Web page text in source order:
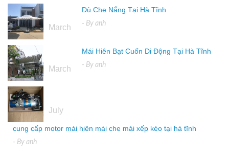
March
Dù Che Nắng Tại Hà Tĩnh
- By anh
March
Mái Hiên Bạt Cuốn Di Động Tại Hà Tĩnh
- By anh
July
cung cấp motor mái hiên mái che mái xếp kéo tại hà tĩnh
- By anh